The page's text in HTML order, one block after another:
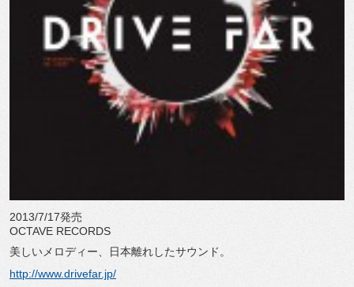
2013/7/17発売
OCTAVE RECORDS
美しいメロディー、日本離れしたサウンド。
http://www.drivefar.jp/